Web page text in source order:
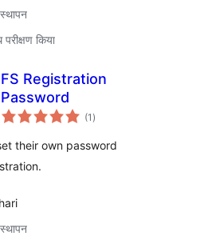
किया
FS Registration
Password
(1 कुल
दर)
their own password